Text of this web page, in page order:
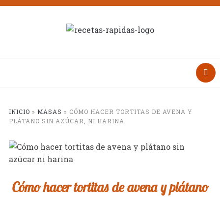
INICIO » MASAS » CÓMO HACER TORTITAS DE AVENA Y
PLÁTANO SIN AZÚCAR, NI HARINA
Cómo hacer tortitas de avena y plátano